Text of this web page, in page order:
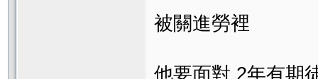
被關進勞裡
他要面對 2年有期